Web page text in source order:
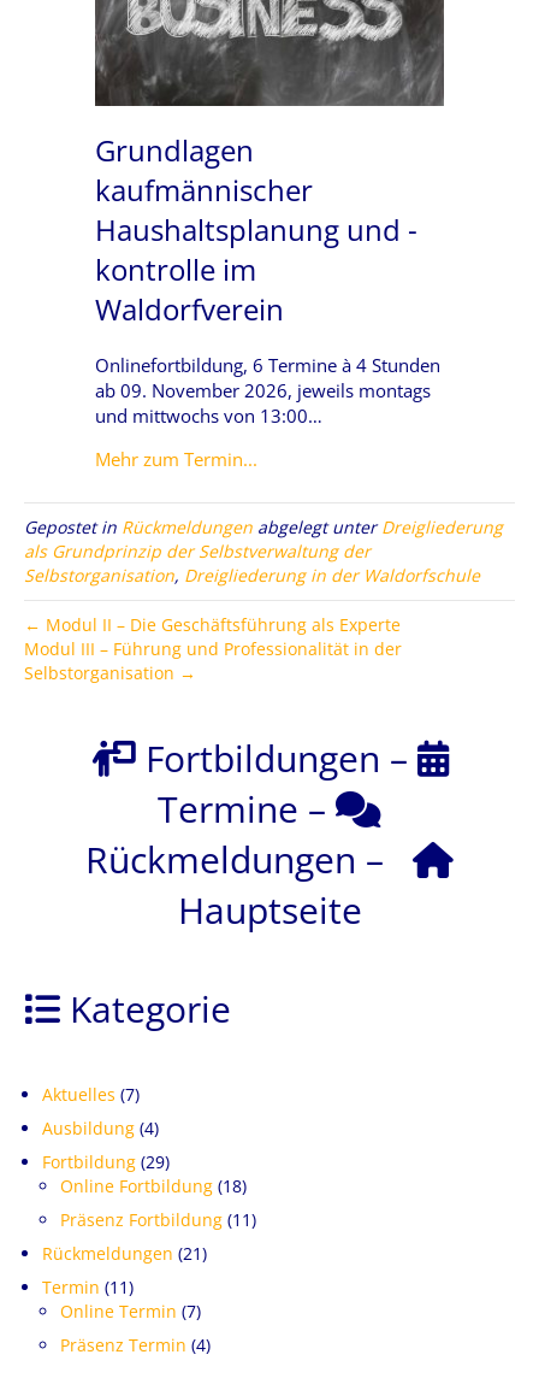
Grundlagen
kaufmännischer
Haushaltsplanung und -
kontrolle im
Waldorfverein
Onlinefortbildung, 6 Termine à 4 Stunden
ab 09. November 2026, jeweils montags
und mittwochs von 13:00…
Mehr zum Termin...
Gepostet in Rückmeldungen abgelegt unterDreigliederung
als Grundprinzip der Selbstverwaltung der
Selbstorganisation, Dreigliederung in der Waldorfschule
← Modul II – Die Geschäftsführung als Experte
Modul III – Führung und Professionalität in der
Selbstorganisation →
Fortbildungen –
Termine –
Rückmeldungen –
Hauptseite
Kategorie
Aktuelles (7)
Ausbildung (4)
Fortbildung (29)
Online Fortbildung (18)
Präsenz Fortbildung (11)
Rückmeldungen (21)
Termin (11)
Online Termin (7)
Präsenz Termin (4)